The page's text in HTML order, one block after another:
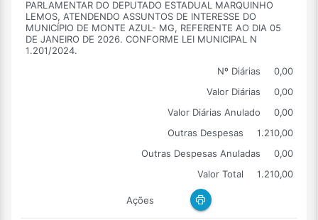
PARLAMENTAR DO DEPUTADO ESTADUAL MARQUINHO
LEMOS, ATENDENDO ASSUNTOS DE INTERESSE DO
MUNICÍPIO DE MONTE AZUL- MG, REFERENTE AO DIA 05
DE JANEIRO DE 2026. CONFORME LEI MUNICIPAL N
1.201/2024.
Nº Diárias
0,00
Valor Diárias
0,00
Valor Diárias Anulado
0,00
Outras Despesas
1.210,00
Outras Despesas Anuladas
0,00
Valor Total
1.210,00
Ações